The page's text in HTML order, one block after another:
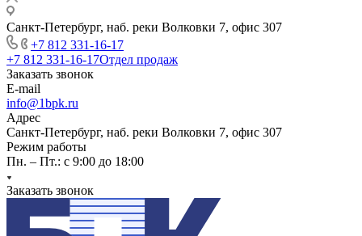
Санкт-Петербург, наб. реки Волковки 7, офис 307
+7 812 331-16-17
+7 812 331-16-17Отдел продаж
Заказать звонок
E-mail
info@1bpk.ru
Адрес
Санкт-Петербург, наб. реки Волковки 7, офис 307
Режим работы
Пн. – Пт.: с 9:00 до 18:00
Заказать звонок